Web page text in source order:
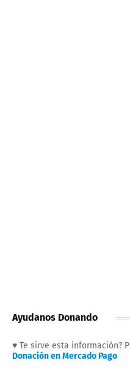
Ayudanos Donando
♥ Te sirve esta información?
Donación en Mercado Pago